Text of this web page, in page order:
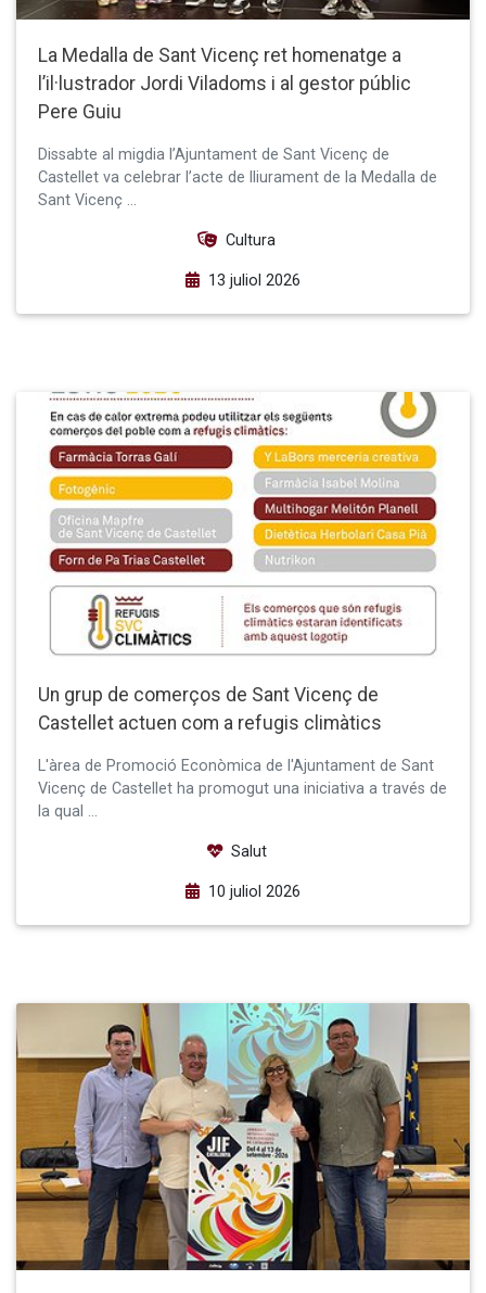
La Medalla de Sant Vicenç ret homenatge a
l’il·lustrador Jordi Viladoms i al gestor públic
Pere Guiu
Dissabte al migdia l’Ajuntament de Sant Vicenç de
Castellet va celebrar l’acte de lliurament de la Medalla de
Sant Vicenç …
Cultura
13 juliol 2026
Un grup de comerços de Sant Vicenç de
Castellet actuen com a refugis climàtics
L'àrea de Promoció Econòmica de l'Ajuntament de Sant
Vicenç de Castellet ha promogut una iniciativa a través de
la qual …
Salut
10 juliol 2026